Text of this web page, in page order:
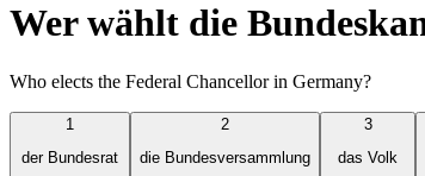
Wer wählt die
Who elects the Federal Chancellor in Germany?
1
der Bundesrat
2
die Bundesversammlung
3
das Volk